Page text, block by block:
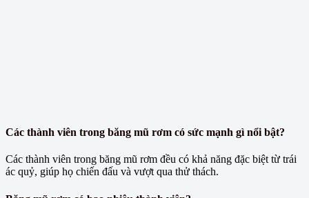
Các thành viên trong băng mũ rơm có sức mạnh gì nổi bật?
Các thành viên trong băng mũ rơm đều có khả năng đặc biệt từ trái
ác quỷ, giúp họ chiến đấu và vượt qua thử thách.